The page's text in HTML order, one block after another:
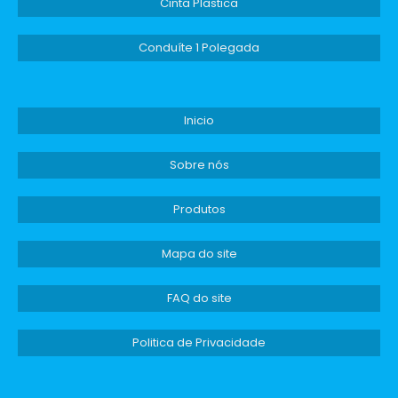
melhor relação custo-benefício do mercado.
Queremos ajudar seu negócio a economizar e
a investir em soluções que realmente fazem a
Para receber uma proposta personalizada,
conduíte de pppode agregar valor às
de orçamento e dê o primeiro passo em
Estamos prontos para ajudar você a
assegurar a segurança e eficiência dos seus
Conduíte 1 Polegada
Inicio
Sobre nós
Produtos
Mapa do site
FAQ do site
Politica de Privacidade